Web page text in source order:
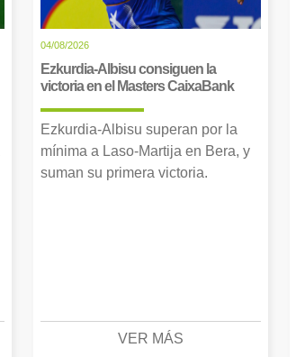
04/08/2026
Ezkurdia-Albisu consiguen la
victoria en el Masters CaixaBank
Ezkurdia-Albisu superan por la
mínima a Laso-Martija en Bera, y
suman su primera victoria.
VER MÁS